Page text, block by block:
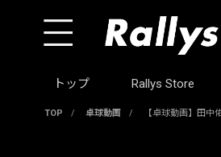
トップ Rallys Store
TOP / 卓球動画 / 【卓球動画】田